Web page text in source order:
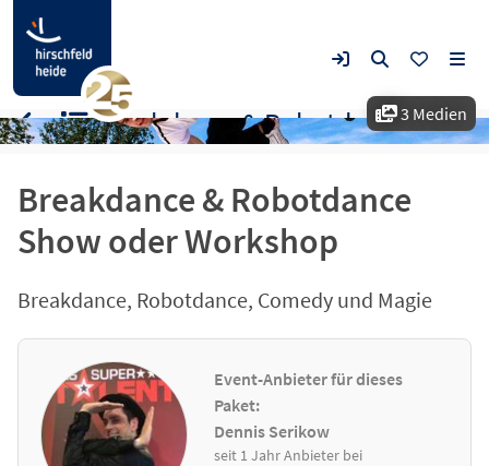
3 Medien
Breakdance & Robotdance
Show oder Workshop
Breakdance, Robotdance, Comedy und Magie
Event-Anbieter für dieses
Paket:
Dennis Serikow
seit 1 Jahr Anbieter bei
Breakdance & Robotdance